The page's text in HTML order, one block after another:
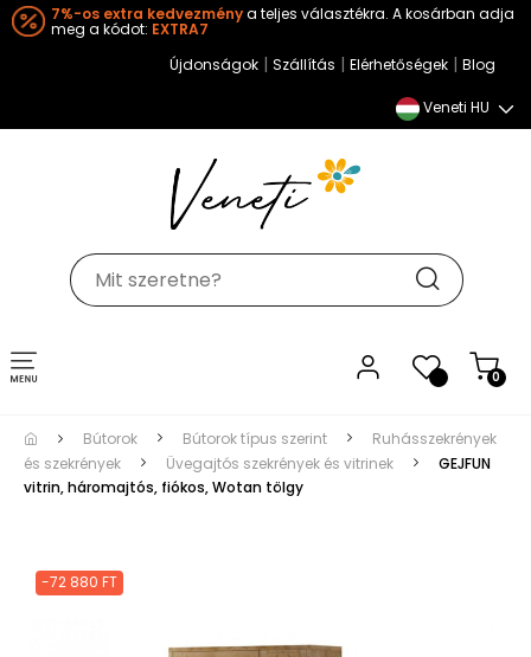
7%-os extra kedvezménya teljes választékra. A kosárban adja
meg a kódot: EXTRA7
Újdonságok | Szállítás | Elérhetőségek | Blog
Veneti HU
0
Toggle
navigation
Bútorok Bútorok típus szerint
Ruhásszekrények
és szekrények
Üvegajtós szekrények és vitrinek
GEJFUN
vitrin, háromajtós, fiókos, Wotan tölgy
-72 880 FT